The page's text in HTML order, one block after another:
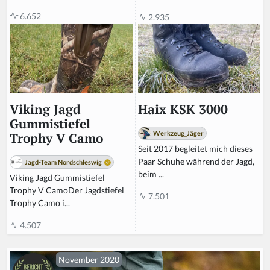
6.652 2.935
Viking Jagd
Gummistiefel
Trophy V Camo
Jagd-Team Nordschleswig
Viking Jagd Gummistiefel
Trophy V CamoDer Jagdstiefel
Trophy Camo i...
4.507
Haix KSK 3000
Werkzeug_Jäger
Seit 2017 begleitet mich dieses
Paar Schuhe während der Jagd,
beim ...
7.501
November 2020